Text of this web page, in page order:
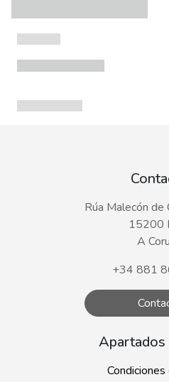
Rúa Malecón de
15200
A
+34 881
Apartados